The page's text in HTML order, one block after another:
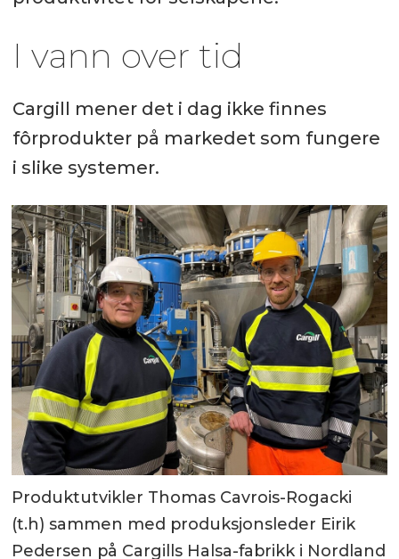
I vann over tid
Cargill mener det i dag ikke finnes
fôrprodukter på markedet som fungere
i slike systemer.
Produktutvikler Thomas Cavrois-Rogacki
(t.h) sammen med produksjonsleder Eirik
Pedersen på Cargills Halsa-fabrikk i Nordland